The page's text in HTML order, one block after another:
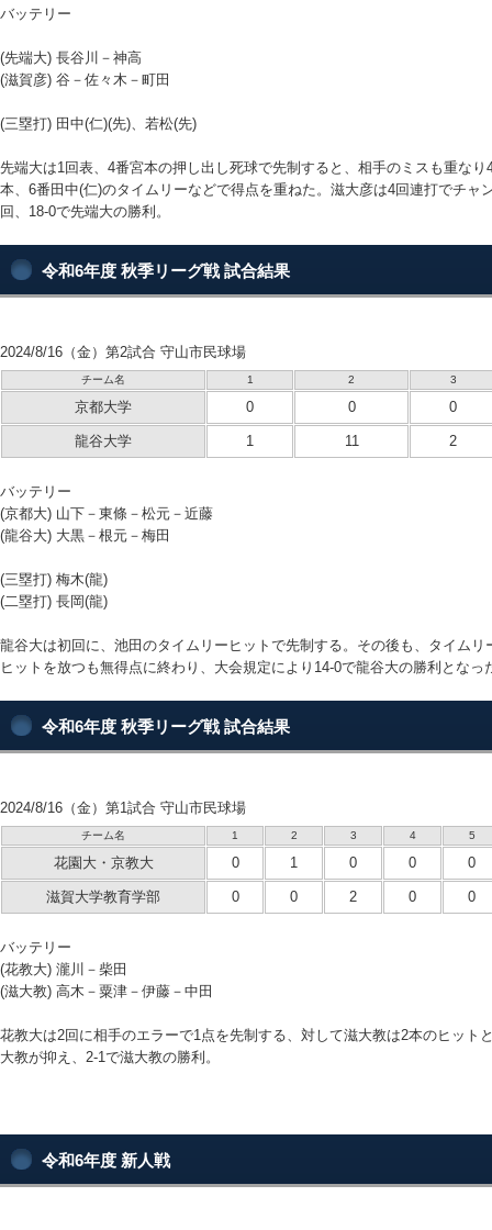
バッテリー
(先端大) 長谷川－神高
(滋賀彦) 谷－佐々木－町田
(三塁打) 田中(仁)(先)、若松(先)
先端大は1回表、4番宮本の押し出し死球で先制すると、相手のミスも重な
本、6番田中(仁)のタイムリーなどで得点を重ねた。滋大彦は4回連打でチャ
回、18-0で先端大の勝利。
令和6年度 秋季リーグ戦 試合結果
2024/8/16（金）第2試合 守山市民球場
チーム名 1 2 3
京都大学 0 0 0
龍谷大学 1 11 2
バッテリー
(京都大) 山下－東條－松元－近藤
(龍谷大) 大黒－根元－梅田
(三塁打) 梅木(龍)
(二塁打) 長岡(龍)
龍谷大は初回に、池田のタイムリーヒットで先制する。その後も、タイム
ヒットを放つも無得点に終わり、大会規定により14-0で龍谷大の勝利となっ
令和6年度 秋季リーグ戦 試合結果
2024/8/16（金）第1試合 守山市民球場
チーム名 1 2 3 4 5
花園大・京教大 0 1 0 0 0
滋賀大学教育学部 0 0 2 0 0
バッテリー
(花教大) 瀧川－柴田
(滋大教) 高木－粟津－伊藤－中田
花教大は2回に相手のエラーで1点を先制する、対して滋大教は2本のヒット
大教が抑え、2-1で滋大教の勝利。
令和6年度 新人戦